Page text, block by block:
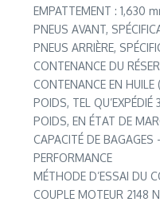
EMPATTEMENT : 1,630
PNEUS AVANT,
PNEUS ARRIÈRE,
CONTENANCE DU
CONTENANCE EN HUILE
POIDS, TEL QU’EXPÉDIÉ
POIDS, EN ÉTAT DE
CAPACITÉ DE
PERFORMANCE
MÉTHODE D’ESSAI DU
COUPLE MOTEUR 2148